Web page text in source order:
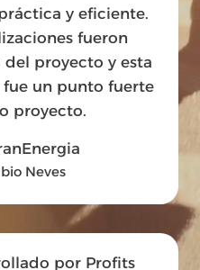
y eficiente.
fueron
del proyecto y esta
un punto fuerte
proyecto.
Neves
por Profits